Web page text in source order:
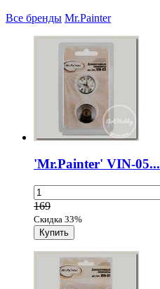
Все бренды Mr.Painter
'Mr.Painter' VIN-05...
169
Скидка 33%